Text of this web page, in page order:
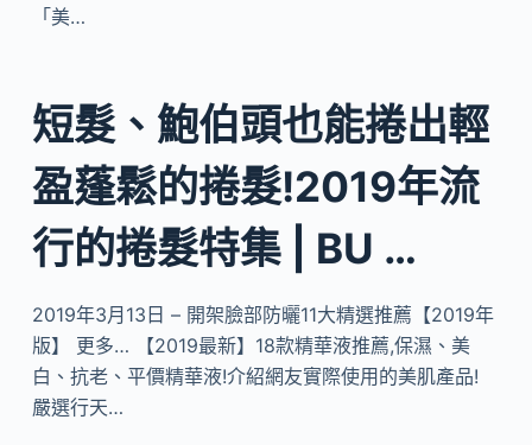
「美…
短髮、鮑伯頭也能捲出輕
盈蓬鬆的捲髮!2019年流
行的捲髮特集 | BU …
2019年3月13日 – 開架臉部防曬11大精選推薦【2019年
版】 更多… 【2019最新】18款精華液推薦,保濕、美
白、抗老、平價精華液!介紹網友實際使用的美肌產品!
嚴選行天…